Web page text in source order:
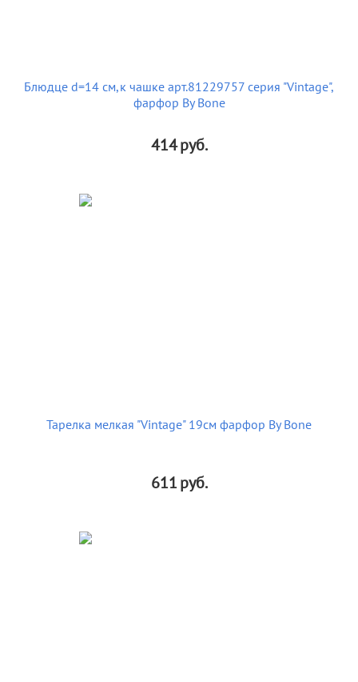
Блюдце d=14 см,к чашке арт.81229757 серия "Vintage",
фарфор By Bone
414руб.
Тарелка мелкая "Vintage" 19см фарфор By Bone
611руб.